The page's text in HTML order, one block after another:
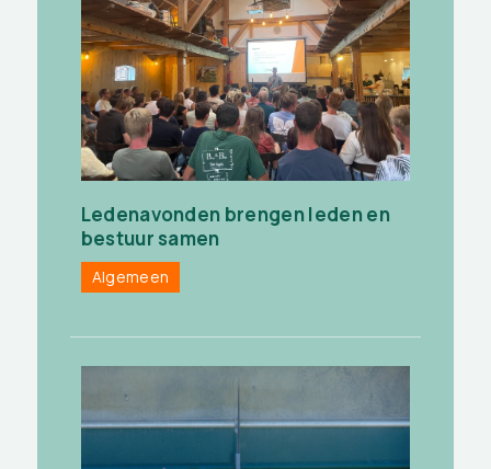
Ledenavonden brengen leden en
bestuur samen
Algemeen